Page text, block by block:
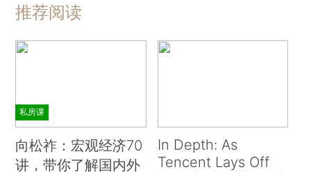
推荐阅读
私房课
向松祚：宏观经济70
讲，带你了解国内外
In Depth: As
Tencent Lays Off